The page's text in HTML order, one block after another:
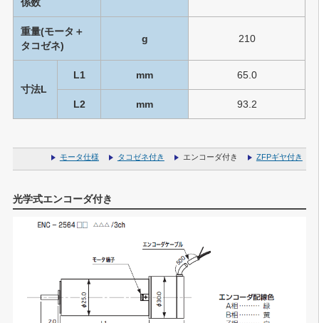
重量(モータ＋
タコゼネ)
g 210
寸法L
L1 mm 65.0
L2 mm 93.2
モータ仕様 タコゼネ付き エンコーダ付き ZFPギヤ付き
光学式エンコーダ付き